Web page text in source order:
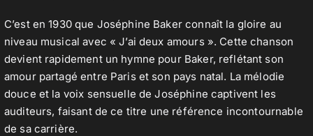
C’est en 1930 que Joséphine Baker connaît la gloire au
niveau musical avec « J’ai deux amours ». Cette chanson
devient rapidement un hymne pour Baker, reflétant son
amour partagé entre Paris et son pays natal. La mélodie
douce et la voix sensuelle de Joséphine captivent les
auditeurs, faisant de ce titre une référence incontournable
de sa carrière.